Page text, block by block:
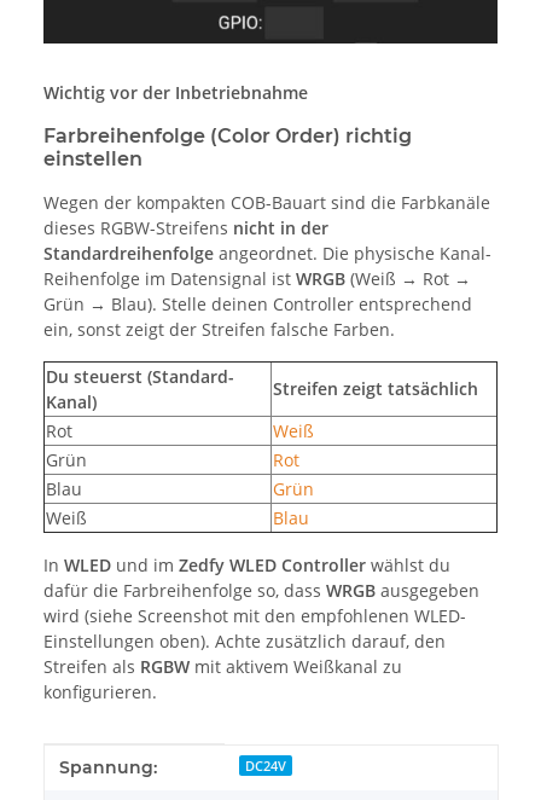
Wichtig vor der Inbetriebnahme
Farbreihenfolge (Color Order) richtig
einstellen
Wegen der kompakten COB-Bauart sind die Farbkanäle
dieses RGBW-Streifens nicht in der
Standardreihenfolge angeordnet. Die physische Kanal-
Reihenfolge im Datensignal ist WRGB (Weiß → Rot →
Grün → Blau). Stelle deinen Controller entsprechend
ein, sonst zeigt der Streifen falsche Farben.
Du steuerst (Standard-
Kanal)
Streifen zeigt tatsächlich
Rot
Weiß
Grün
Rot
Blau
Grün
Weiß
Blau
In WLED und im Zedfy WLED Controller wählst du
dafür die Farbreihenfolge so, dass WRGB ausgegeben
wird (siehe Screenshot mit den empfohlenen WLED-
Einstellungen oben). Achte zusätzlich darauf, den
Streifen als RGBW mit aktivem Weißkanal zu
konfigurieren.
Produkteigenschaft
Wert
Spannung: DC24V